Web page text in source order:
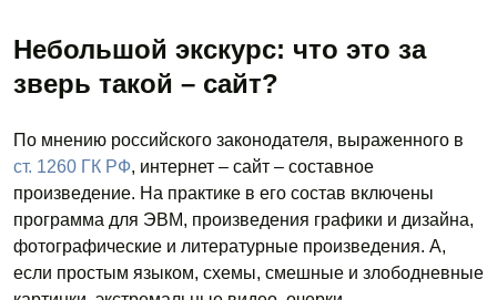
Небольшой экскурс: что это за
зверь такой – сайт?
По мнению российского законодателя, выраженного в
ст. 1260 ГК РФ, интернет – сайт – составное
произведение. На практике в его состав включены
программа для ЭВМ, произведения графики и дизайна,
фотографические и литературные произведения. А,
если простым языком, схемы, смешные и злободневные